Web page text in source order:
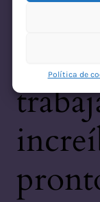
Política de